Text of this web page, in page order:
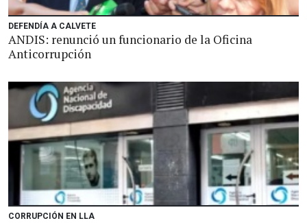
DEFENDÍA A CALVETE
ANDIS: renunció un funcionario de la Oficina
Anticorrupción
CORRUPCIÓN EN LLA